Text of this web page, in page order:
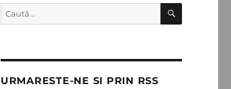
Caută
după:
CĂUTARE
URMARESTE-NE SI PRIN RSS